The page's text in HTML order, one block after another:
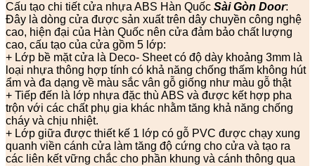
Cấu tạo chi tiết cửa nhựa ABS Hàn Quốc Sài Gòn Door:
Đây là dòng cửa được sản xuất trên dây chuyền công nghệ
cao, hiện đại của Hàn Quốc nên cửa đảm bảo chất lượng
cao, cấu tạo của cửa gồm 5 lớp:
+ Lớp bề mặt cửa là Deco- Sheet có độ dày khoảng 3mm là
loại nhựa thông hợp tính có khả năng chống thấm không hút
ẩm và đa dạng về màu sắc vân gỗ giống như màu gỗ thật
+ Tiếp đến là lớp nhựa đặc thù ABS và được kết hợp pha
trộn với các chất phụ gia khác nhằm tăng khả năng chống
cháy và chịu nhiệt.
+ Lớp giữa được thiết kế 1 lớp có gỗ PVC được chạy xung
quanh viền cánh cửa làm tăng độ cứng cho cửa và tạo ra
các liên kết vững chắc cho phần khung và cánh thông qua